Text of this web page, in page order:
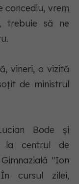
concediu, vrem
trebuie să ne
vineri, o vizită
de ministrul
Bode şi
la centrul de
''Ion
cursul zilei,